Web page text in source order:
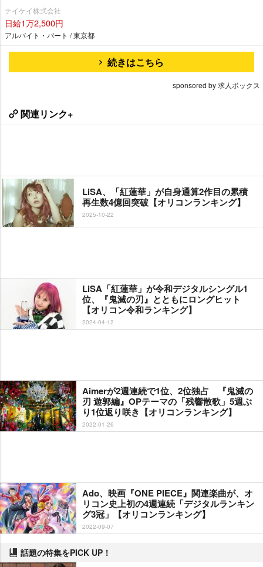
テイケイ株式会社
日給1万2,500円
アルバイト・パート / 東京都
続きはこちら
sponsored by 求人ボックス
関連リンク+
LiSA、「紅蓮華」が自身通算2作目の累積
再生数4億回突破【オリコンランキング】
2025-10-22
LiSA「紅蓮華」が令和デジタルシングル1
位、『鬼滅の刃』とともにロングヒット
【オリコン令和ランキング】
2024-04-12
Aimerが2週連続で1位、2位独占 『鬼滅の
刃 遊郭編』OPテーマの「残響散歌」5週ぶ
り1位返り咲き【オリコンランキング】
2022-01-26
Ado、映画『ONE PIECE』関連楽曲が、オ
リコン史上初の4週連続「デジタルランキン
グ3冠」【オリコンランキング】
2022-09-07
話題の特集をPICK UP！